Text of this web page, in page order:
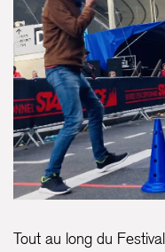
Tout au long du